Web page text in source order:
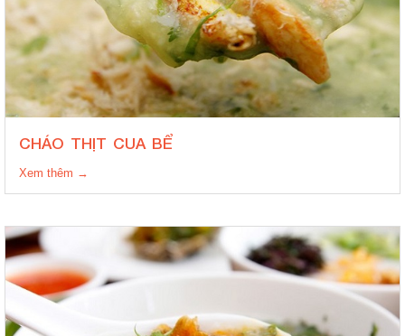
CHÁO THỊT CUA BỂ
Xem thêm →